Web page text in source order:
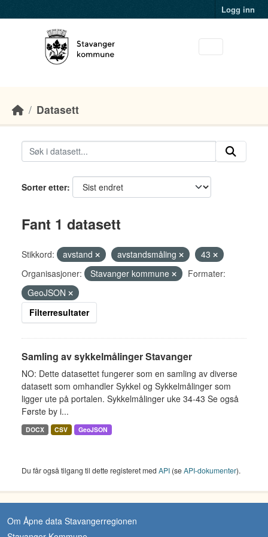
Logg inn
Datasett
Sorter etter
Fant 1 datasett
Stikkord: avstand avstandsmåling
43
Organisasjoner:
Stavanger kommune
Formater:
GeoJSON
Filterresultater
Samling av sykkelmålinger Stavanger
NO: Dette datasettet fungerer som en samling av diverse
datasett som omhandler Sykkel og Sykkelmålinger som
ligger ute på portalen. Sykkelmålinger uke 34-43 Se også
Første by i...
DOCX CSV GeoJSON
Du får også tilgang til dette registeret med API (seAPI-dokumenter).
Om Åpne data Stavangerregionen